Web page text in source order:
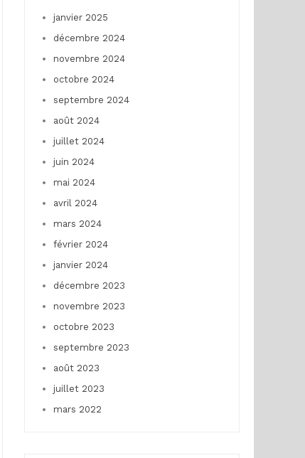
janvier 2025
décembre 2024
novembre 2024
octobre 2024
septembre 2024
août 2024
juillet 2024
juin 2024
mai 2024
avril 2024
mars 2024
février 2024
janvier 2024
décembre 2023
novembre 2023
octobre 2023
septembre 2023
août 2023
juillet 2023
mars 2022